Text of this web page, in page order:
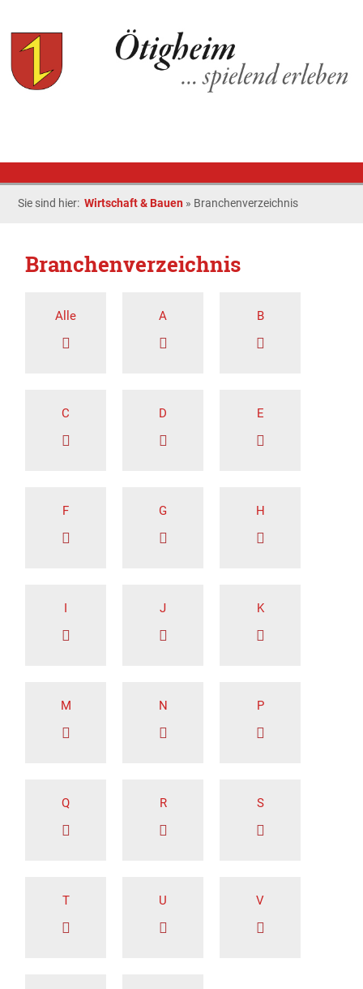
Sie sind hier:Wirtschaft & Bauen » Branchenverzeichnis
Branchenverzeichnis
Alle A B
C D E
F G H
I J K
M N P
Q R S
T U V